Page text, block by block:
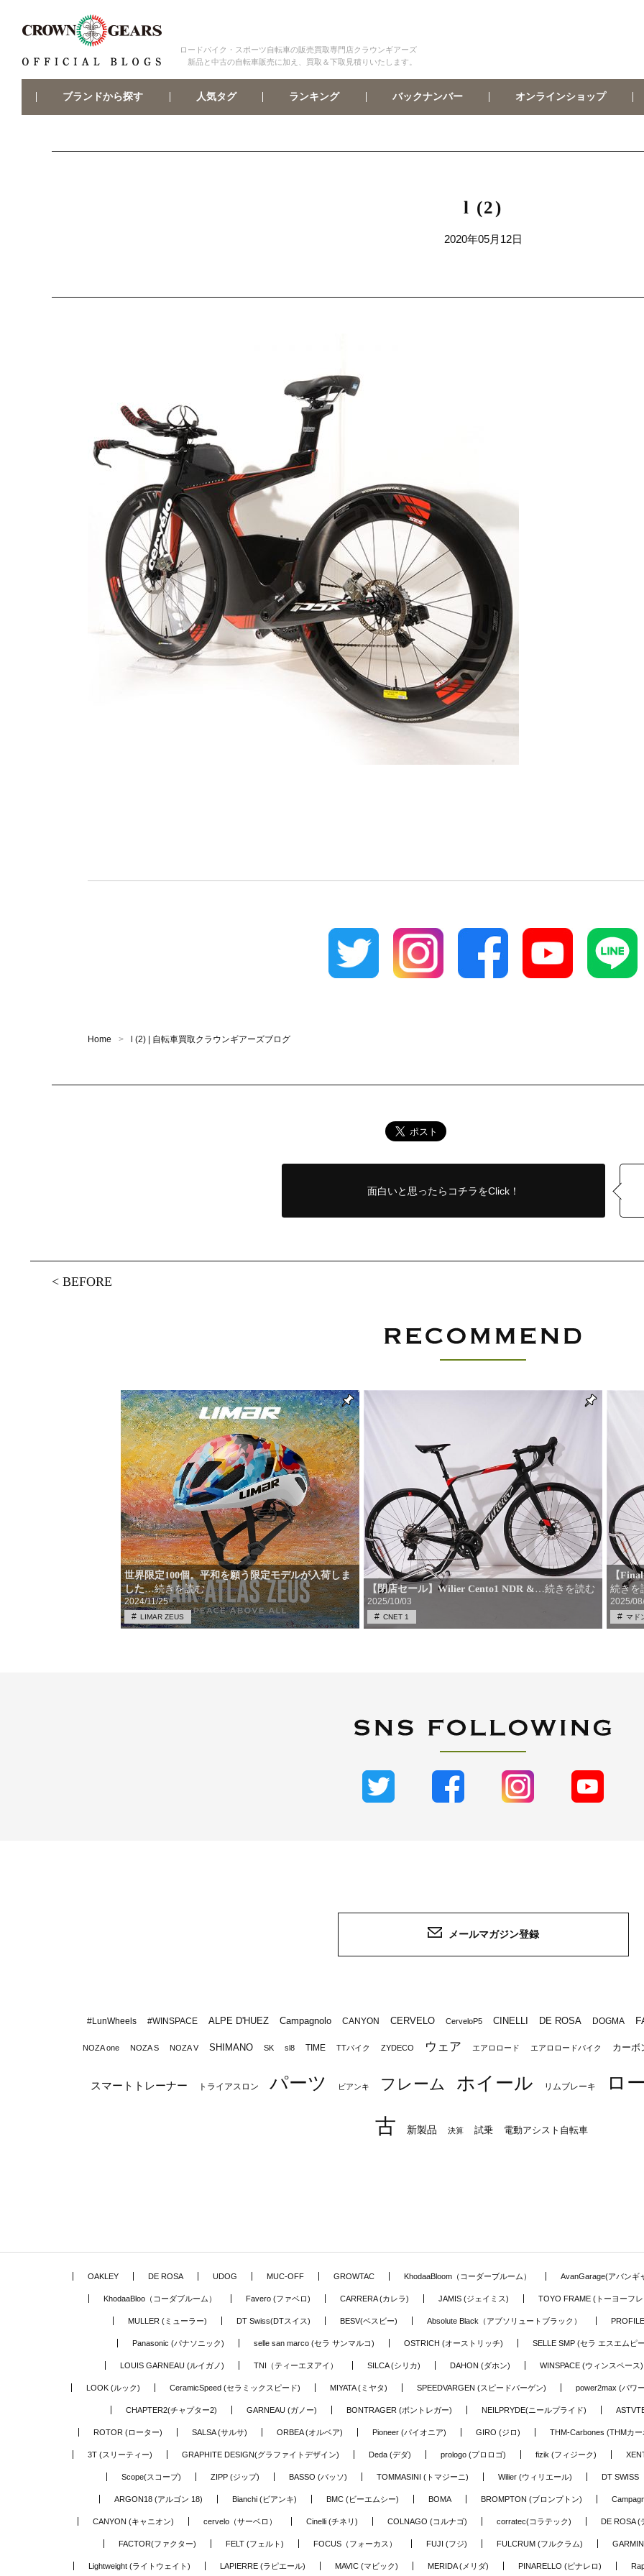
ロードバイク・スポーツ自転車の販売買取専門店クラウンギアーズ
新品と中古の自転車販売に加え、買取＆下取見積りいたします。
ブランドから探す 人気タグ ランキング バックナンバー オンラインショップ
l (2)
2020年05月12日
Home l (2) | 自転車買取クラウンギアーズブログ
面白いと思ったら コチラをClick！
<BEFORE
世界限定100個。平和を願う限定モデルが入荷しま
した…続きを読む
2024/11/25
LIMAR ZEUS
【閉店セール】Wilier Cento1 NDR &…続きを読む
2025/10/03
CNET 1
【
続きを
2025/
マド
メールマガジン登録
#LunWheels #WINSPACE ALPE D'HUEZ Campagnolo CANYON CERVELO CerveloP5 CINELLI DE ROSA DOGMA
NOZA one NOZA S NOZA V SHIMANO SK sl8 TIME TTバイク ZYDECO ウェア エアロロード エアロロードバイク カーボ
スマートトレーナー トライアスロン パーツ ビアンキ フレーム ホイール リムブレーキ ロ
古 新製品 決算 試乗 電動アシスト自転車
OAKLEY DE ROSA UDOG MUC-OFF GROWTAC KhodaaBloom（コーダーブルーム） AvanGarage(アバンギ
KhodaaBloo（コーダブルーム） Favero (ファベロ) CARRERA (カレラ) JAMIS (ジェイミス) TOYO FRAME (トーヨーフ
MULLER (ミューラー) DT Swiss(DTスイス) BESV(ベスビー) Absolute Black（アブソリュートブラック）
Panasonic (パナソニック) selle san marco (セラ サンマルコ) OSTRICH (オーストリッチ) SELLE SMP (セラ エスエムピ
LOUIS GARNEAU (ルイガノ) TNI（ティーエヌアイ） SILCA (シリカ) DAHON (ダホン) WINSPACE (ウィンスペース)
LOOK (ルック) CeramicSpeed (セラミックスピード) MIYATA (ミヤタ) SPEEDVARGEN (スピードバーゲン) power2max (パワ
CHAPTER2(チャプター2) GARNEAU (ガノー) BONTRAGER (ボントレガー) NEILPRYDE(ニールプライド)
ROTOR (ローター) SALSA (サルサ) ORBEA (オルベア) Pioneer (パイオニア) GIRO (ジロ) THM-Carbones (THMカ
3T (スリーティー) GRAPHITE DESIGN(グラファイトデザイン) Deda (デダ) prologo (プロロゴ) fizik (フィジーク)
Scope(スコープ) ZIPP (ジップ) BASSO (バッソ) TOMMASINI (トマジーニ) Wilier (ウィリエール) DT SWISS
ARGON18 (アルゴン 18) Bianchi (ビアンキ) BMC (ビーエムシー) BOMA BROMPTON (ブロンプトン)
CANYON (キャニオン) cervelo（サーベロ） Cinelli (チネリ) COLNAGO (コルナゴ) corratec(コラテック) DE ROSA (
FACTOR(ファクター) FELT (フェルト) FOCUS（フォーカス） FUJI (フジ) FULCRUM (フルクラム) GARMIN
Lightweight (ライトウェイト) LAPIERRE (ラピエール) MAVIC (マビック) MERIDA (メリダ) PINARELLO (ピナレロ)